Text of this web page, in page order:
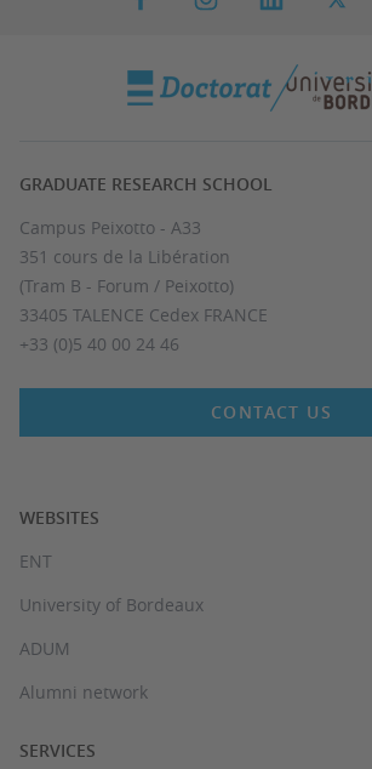
GRADUATE RESEARCH SCHOOL
Campus Peixotto - A33
351 cours de la Libération
(Tram B - Forum / Peixotto)
33405 TALENCE Cedex FRANCE
+33 (0)5 40 00 24 46
CONTACT US
WEBSITES
ENT
University of Bordeaux
ADUM
Alumni network
SERVICES